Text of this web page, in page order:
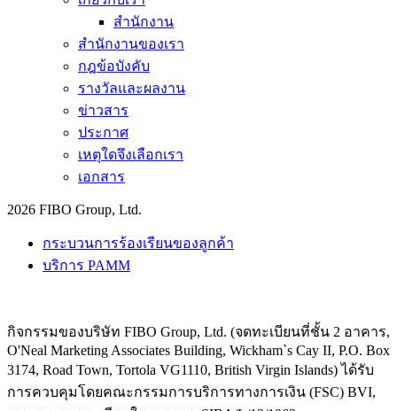
สำนักงาน
สำนักงานของเรา
กฎข้อบังคับ
รางวัลและผลงาน
ข่าวสาร
ประกาศ
เหตุใดจึงเลือกเรา
เอกสาร
2026 FIBO Group, Ltd.
กระบวนการร้องเรียนของลูกค้า
บริการ PAMM
กิจกรรมของบริษัท FIBO Group, Ltd. (จดทะเบียนที่ชั้น 2 อาคาร,
O'Neal Marketing Associates Building, Wickham`s Cay II, P.O. Box
3174, Road Town, Tortola VG1110, British Virgin Islands) ได้รับ
การควบคุมโดยคณะกรรมการบริการทางการเงิน (FSC) BVI,